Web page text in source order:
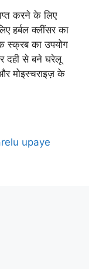
करने के लिए
हर्बल क्लींसर का
स्क्रब का उपयोग
दही से बने घरेलू
मोइस्चराइज़ के
upaye